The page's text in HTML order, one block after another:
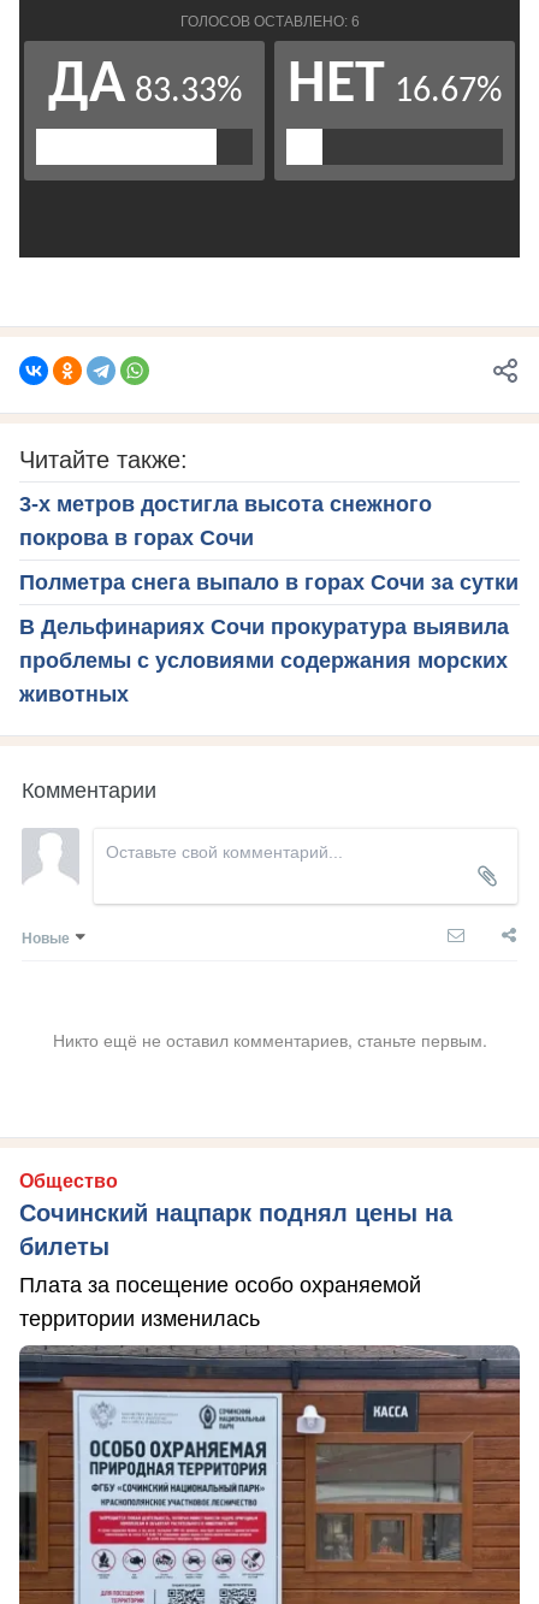
Читайте также:
3-х метров достигла высота снежного
покрова в горах Сочи
Полметра снега выпало в горах Сочи за сутки
В Дельфинариях Сочи прокуратура выявила
проблемы с условиями содержания морских
животных
Комментарии
Новые
Никто ещё не оставил комментариев, станьте первым.
Общество
Сочинский нацпарк поднял цены на
билеты
Плата за посещение особо охраняемой
территории изменилась